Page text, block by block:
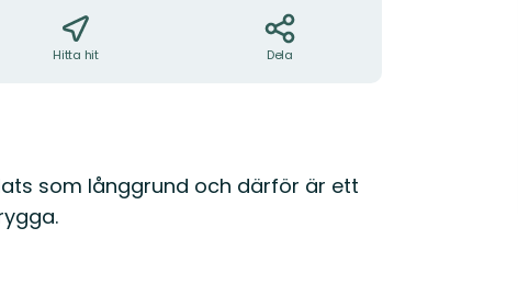
Hitta hit Dela
som långgrund och därför är ett